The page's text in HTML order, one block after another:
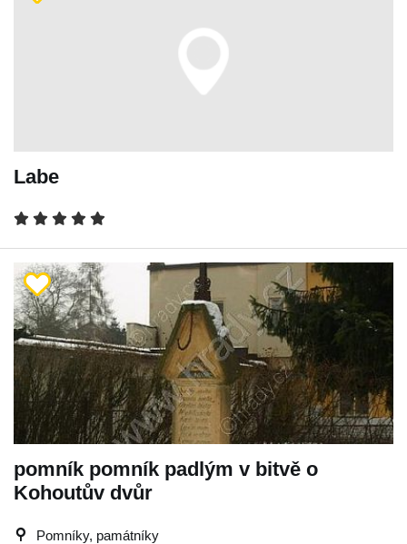
Labe
pomník pomník padlým v bitvě o
Kohoutův dvůr
Pomníky, památníky